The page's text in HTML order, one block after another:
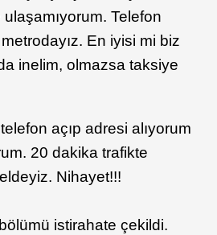
Telefon
En iyisi mi biz
inelim, olmazsa taksiye
açıp adresi alıyorum
20 dakika trafikte
Nihayet!!!
istirahate çekildi.